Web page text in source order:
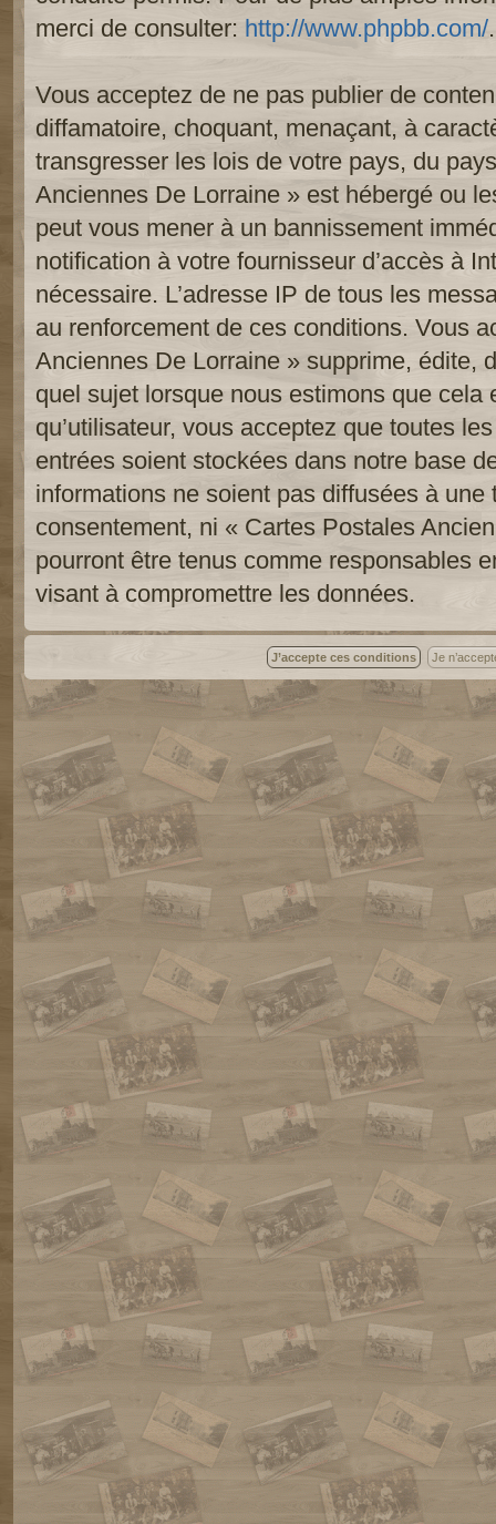
merci de consulter: http://www.phpbb.com/.
Vous acceptez de ne pas publier de
diffamatoire, choquant, menaçant, à
transgresser les lois de votre pays, du
Anciennes De Lorraine » est hébergé ou
peut vous mener à un bannissement
notification à votre fournisseur d’accès à
nécessaire. L’adresse IP de tous les
au renforcement de ces conditions. Vous
Anciennes De Lorraine » supprime, édite,
quel sujet lorsque nous estimons que cela
qu’utilisateur, vous acceptez que toutes
entrées soient stockées dans notre base
informations ne soient pas diffusées à une
consentement, ni « Cartes Postales
pourront être tenus comme responsables
visant à compromettre les données.